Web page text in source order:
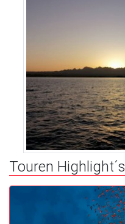
Touren Highlight´s